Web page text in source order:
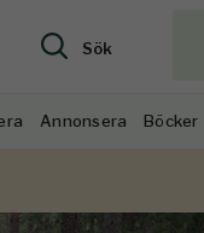
Sök
Annonsera Böcker